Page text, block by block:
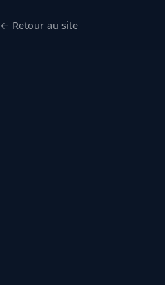
← Retour au site